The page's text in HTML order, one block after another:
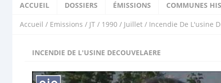
ACCUEIL DOSSIERS ÉMISSIONS COMMUNES
Accueil / Emissions / JT / 1990 / Juillet / Incendie De L'usine
INCENDIE DE L'USINE DECOUVELAERE